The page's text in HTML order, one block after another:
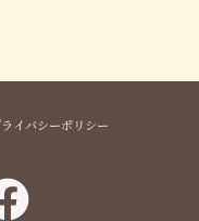
イバシーポリシー